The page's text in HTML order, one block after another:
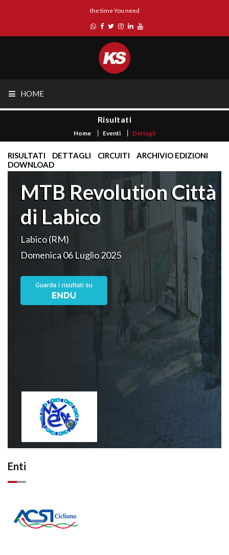
the time You need
HOME
Risultati
Home Eventi Dettagli
RISULTATI DETTAGLI CIRCUITI
ARCHIVIO EDIZIONI
DOWNLOAD
MTB Revolution Città
di Labico
Labico (RM)
Domenica 06 Luglio 2025
Enti